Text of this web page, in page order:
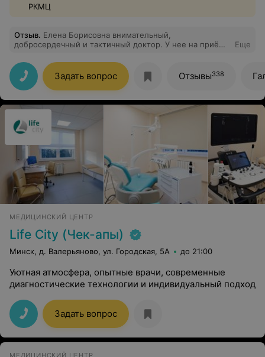
РКМЦ
Отзыв. Елена Борисовна внимательный,
добросердечный и тактичный доктор. У нее на приёме
Елене Борисовне за профессионализм и дружелюбие.
Еще
Задать вопрос Отзывы338
МЕДИЦИНСКИЙ ЦЕНТР
Life City (Чек-апы)
Минск, д. Валерьяново, ул. Городская, 5А до 21:00
Уютная атмосфера, опытные врачи, современные
диагностические технологии и индивидуальный подход
Задать вопрос
МЕДИЦИНСКИЙ ЦЕНТР